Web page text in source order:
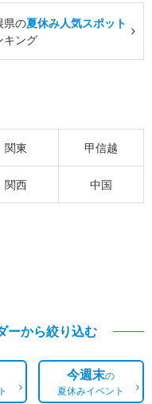
県の夏休み人気スポット
キング
関東 甲信越
関西 中国
ーから絞り込む
今週末の
夏休みイベント